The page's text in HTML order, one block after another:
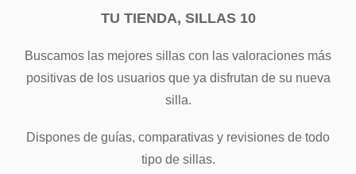
TU TIENDA, SILLAS 10
Buscamos las mejores sillas con las valoraciones más
positivas de los usuarios que ya disfrutan de su nueva
silla.
Dispones de guías, comparativas y revisiones de todo
tipo de sillas.